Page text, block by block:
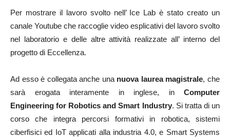
Per mostrare il lavoro svolto nell’ Ice Lab è stato creato un
canale Youtube che raccoglie video esplicativi del lavoro svolto
nel laboratorio e delle altre attività realizzate all’ interno del
progetto di Eccellenza.
Ad esso è collegata anche una nuova laurea magistrale, che
sarà erogata interamente in inglese, in Computer
Engineering for Robotics and Smart Industry. Si tratta di un
corso che integra percorsi formativi in robotica, sistemi
ciberfisici ed IoT applicati alla industria 4.0, e Smart Systems